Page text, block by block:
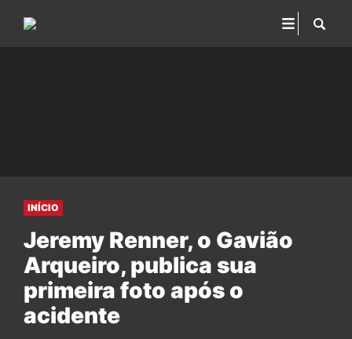
INÍCIO
Jeremy Renner, o Gavião
Arqueiro, publica sua
primeira foto após o
acidente